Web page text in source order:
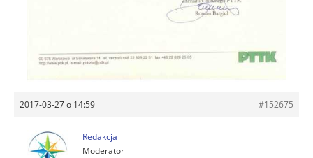
2017-03-27 o 14:59 #152675
Redakcja
Moderator